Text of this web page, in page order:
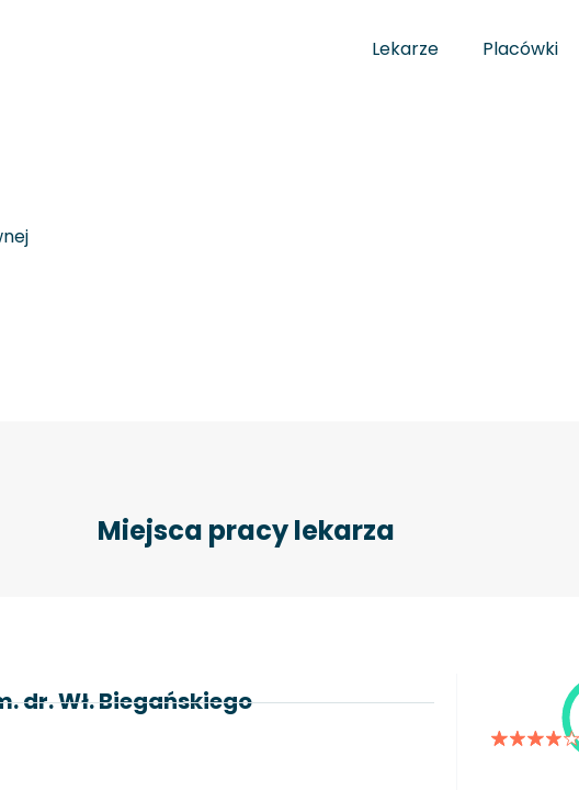
Lekarze Placówki
Miejsca pracy lekarza
dr. Wł. Biegańskiego